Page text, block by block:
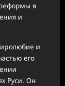
в
и
и
его
Руси. Он